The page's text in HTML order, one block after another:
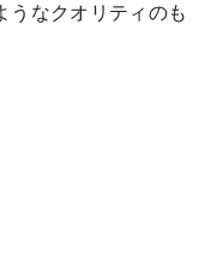
うなクオリティのも